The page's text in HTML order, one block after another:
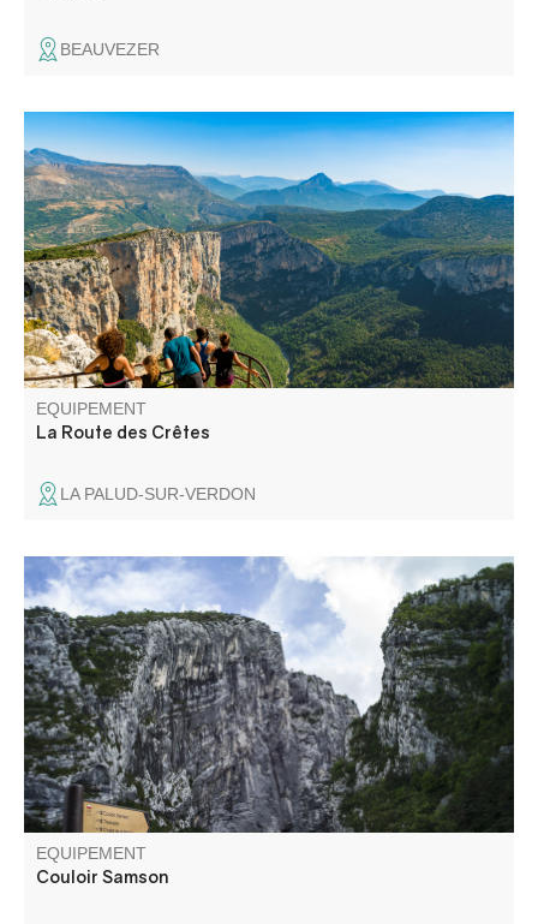
BEAUVEZER
Cette route panoramique de 24 km à La Palud sur Verdon
vous entraîne à travers un circuit parcourant les crêtes du
Grand Canyon. Les 14 Belvédères dévoilent les falaises
mythiques du Verdon et offrent des points de vue uniques
sur les Gorges du Verdon.
EQUIPEMENT
La Route des Crêtes
LA PALUD-SUR-VERDON
L'itinéraire du couloir Samson permet de visiter, en aller-
retour, l'entrée de l'un des plus grands Canyon d'Europe :
les Gorges du Verdon.
EQUIPEMENT
Couloir Samson